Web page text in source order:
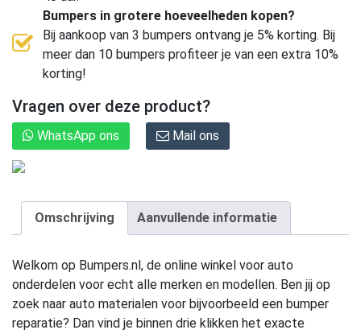
Bumpers in grotere hoeveelheden kopen?
Bij aankoop van 3 bumpers ontvang je 5% korting. Bij
meer dan 10 bumpers profiteer je van een extra 10%
korting!
Vragen over deze product?
WhatsApp ons Mail ons
Omschrijving Aanvullende informatie
Welkom op Bumpers.nl, de online winkel voor auto
onderdelen voor echt alle merken en modellen. Ben jij op
zoek naar auto materialen voor bijvoorbeeld een bumper
reparatie? Dan vind je binnen drie klikken het exacte